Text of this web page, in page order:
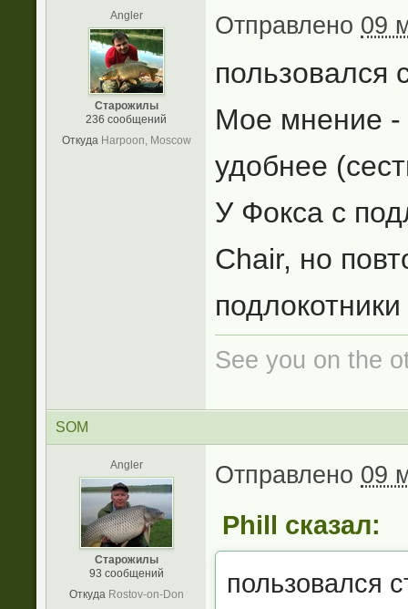
Angler
Старожилы
236 сообщений
Откуда Harpoon, Moscow
Отправлено 09
пользовался
Мое мнение -
удобнее
У Фокса с
Chair, но
See you on the
SOM
Angler
Старожилы
93 сообщений
Откуда Rostov-on-Don
Отправлено 09
Phill сказал:
пользовался